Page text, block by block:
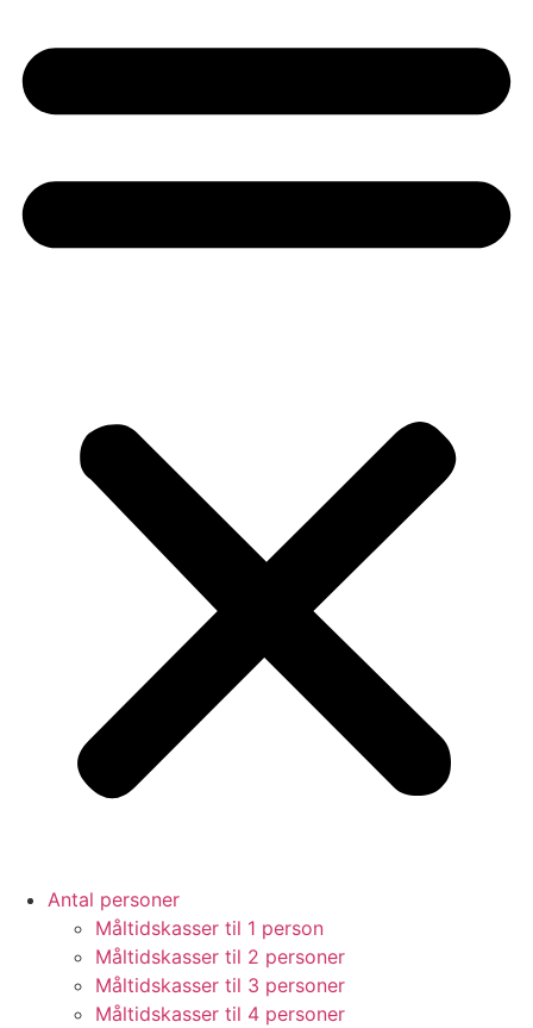
Antal personer
Måltidskasser til 1 person
Måltidskasser til 2 personer
Måltidskasser til 3 personer
Måltidskasser til 4 personer